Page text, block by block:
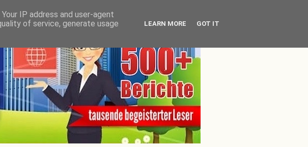
IP address and user-agent
of service, generate usage
LEARN MORE GOT IT